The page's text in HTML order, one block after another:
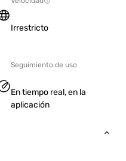
Irrestricto
Seguimiento de uso
En tiempo real, en la
aplicación